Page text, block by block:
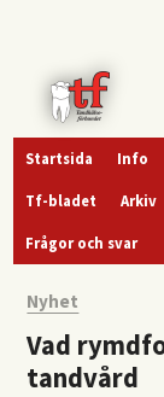
Startsida Info
Tf-bladet Arkiv
Frågor och svar
Nyhet
Vad
tandvård